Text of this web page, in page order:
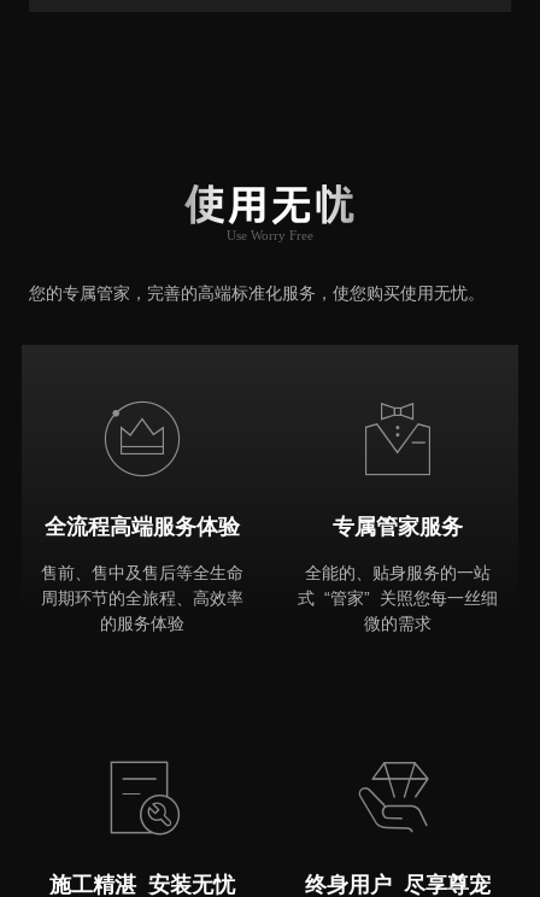
使用无忧
Use Worry Free
您的专属管家，完善的高端标准化服务，使您购买使用无忧。
全流程高端服务体验
售前、售中及售后等全生命
周期环节的全旅程、高效率
的服务体验
专属管家服务
全能的、贴身服务的一站
式 “管家” 关照您每一丝细
微的需求
施工精湛 安装无忧 终身用户 尽享尊宠